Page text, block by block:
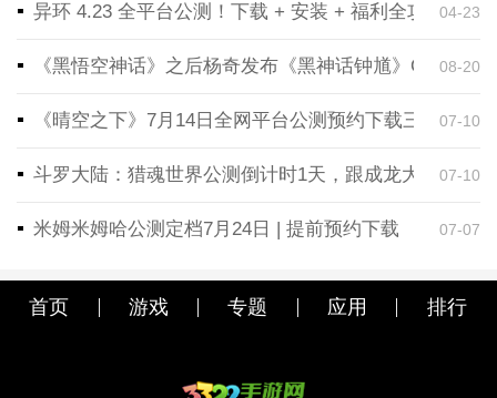
异环 4.23 全平台公测！下载 + 安装 + 福利全攻略，一
04-23
《黑悟空神话》之后杨奇发布《黑神话钟馗》CG！预
08-20
《晴空之下》7月14日全网平台公测预约下载三端同步
07-10
斗罗大陆：猎魂世界公测倒计时1天，跟成龙大哥一起
07-10
米姆米姆哈公测定档7月24日 | 提前预约下载 07-07
首页 游戏 专题 应用 排行